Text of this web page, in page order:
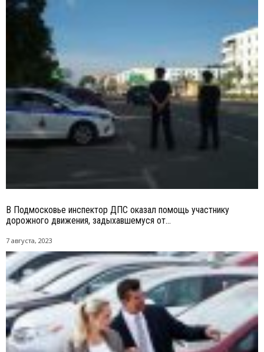
В Подмосковье инспектор ДПС оказал помощь участнику
дорожного движения, задыхавшемуся от...
7 августа, 2023